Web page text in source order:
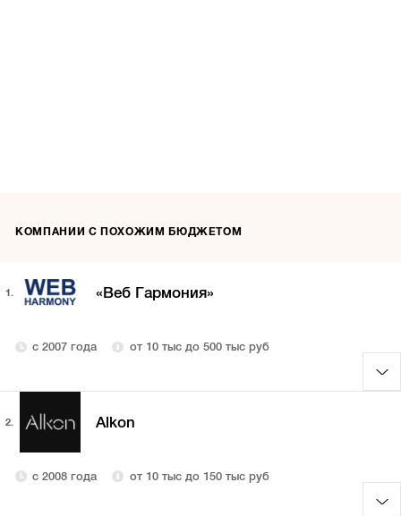
КОМПАНИИ С ПОХОЖИМ БЮДЖЕТОМ
1. «Веб Гармония»
с 2007 года от 10 тыс до 500 тыс руб
2. Alkon
с 2008 года от 10 тыс до 150 тыс руб